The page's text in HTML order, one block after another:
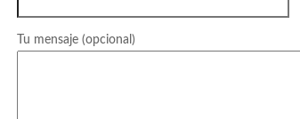
Tu mensaje (opcional)